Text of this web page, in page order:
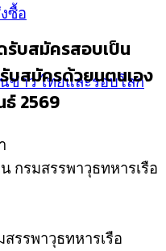
ซื้อ
าว ไทยและรอบโลก
รับสมัครสอบเป็น
บสมัครด้วยนตนเอง
2569
กรมสรรพาวุธทหารเรือ
รรพาวุธทหารเรือ